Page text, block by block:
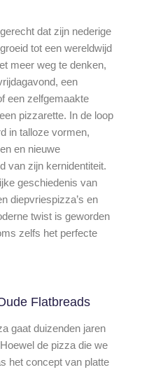
dat zijn nederige
tot een wereldwijd
meer weg te denken,
een
een zelfgemaakte
pizzarette. In de loop
in talloze vormen,
en nieuwe
van zijn kernidentiteit.
geschiedenis van
diepvriespizza’s en
twist is geworden
zelfs het perfecte
Flatbreads
gaat duizenden jaren
de pizza die we
het concept van platte